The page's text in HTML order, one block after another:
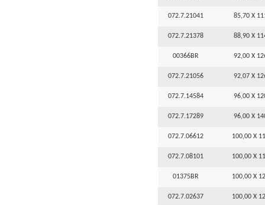
072.7.21041 85,70 X
072.7.21378 88,90 X
00366BR 92,00 X
072.7.21056 92,07 X
072.7.14584 96,00 X
072.7.17289 96,00 X
072.7.06612 100,00 X
072.7.08101 100,00 X
01375BR 100,00 X
072.7.02637 100,00 X